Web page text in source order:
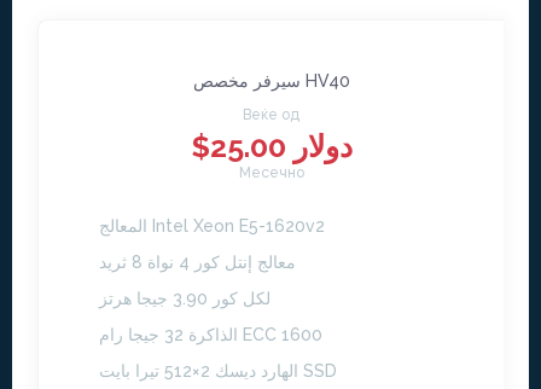
سيرفر مخصص HV40
Веќе од
$25.00 دولار
Месечно
المعالج Intel Xeon E5-1620v2
معالج إنتل كور 4 نواة 8 ثريد
لكل كور 3.90 جيجا هرتز
الذاكرة 32 جيجا رام ECC 1600
الهارد ديسك 2×512 تيرا بايت SSD